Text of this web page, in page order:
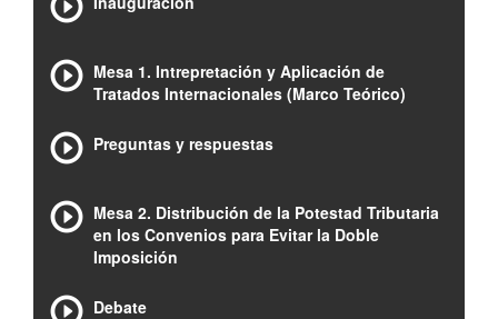
Mesa 1. Intrepretación y Aplicación de
Tratados Internacionales (Marco Teórico)
Preguntas y respuestas
Mesa 2. Distribución de la Potestad Tributaria
en los Convenios para Evitar la Doble
Imposición
Debate